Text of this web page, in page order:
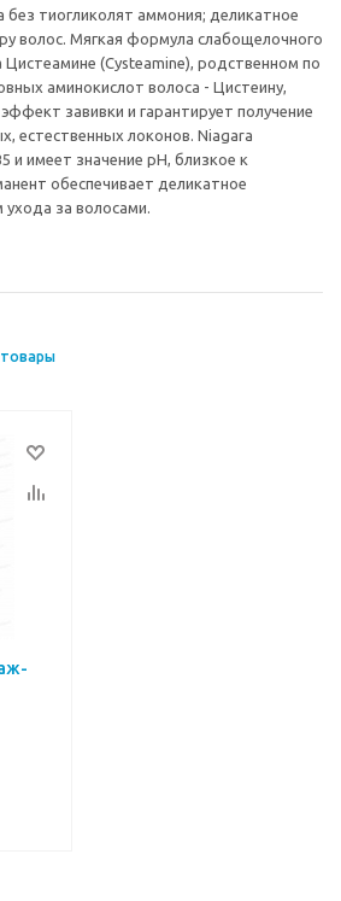
тиогликолят аммония; деликатное
волос. Мягкая формула слабощелочного
Цистеамине (Cysteamine), родственном по
аминокислот волоса - Цистеину,
завивки и гарантирует получение
естественных локонов. Niagara
и имеет значение рН, близкое к
обеспечивает деликатное
ухода за волосами.